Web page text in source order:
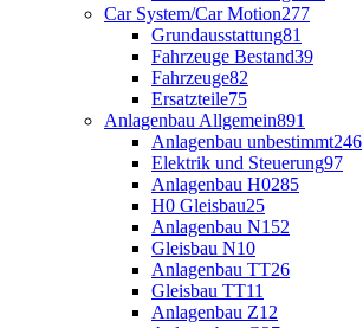
Car System/Car Motion277
Grundausstattung81
Fahrzeuge Bestand39
Fahrzeuge82
Ersatzteile75
Anlagenbau Allgemein891
Anlagenbau unbestimmt246
Elektrik und Steuerung97
Anlagenbau H0285
H0 Gleisbau25
Anlagenbau N152
Gleisbau N10
Anlagenbau TT26
Gleisbau TT11
Anlagenbau Z12